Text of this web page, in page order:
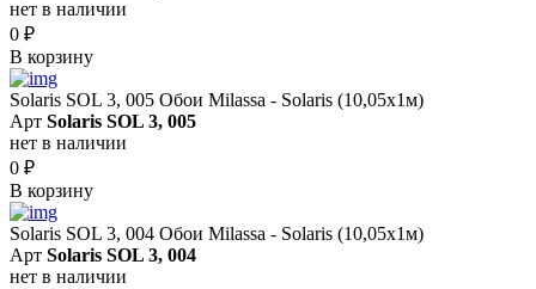
нет в наличии
0 ₽
В корзину
Solaris SOL 3, 005 Обои Milassa - Solaris (10,05х1м)
Арт Solaris SOL 3, 005
нет в наличии
0 ₽
В корзину
Solaris SOL 3, 004 Обои Milassa - Solaris (10,05х1м)
Арт Solaris SOL 3, 004
нет в наличии